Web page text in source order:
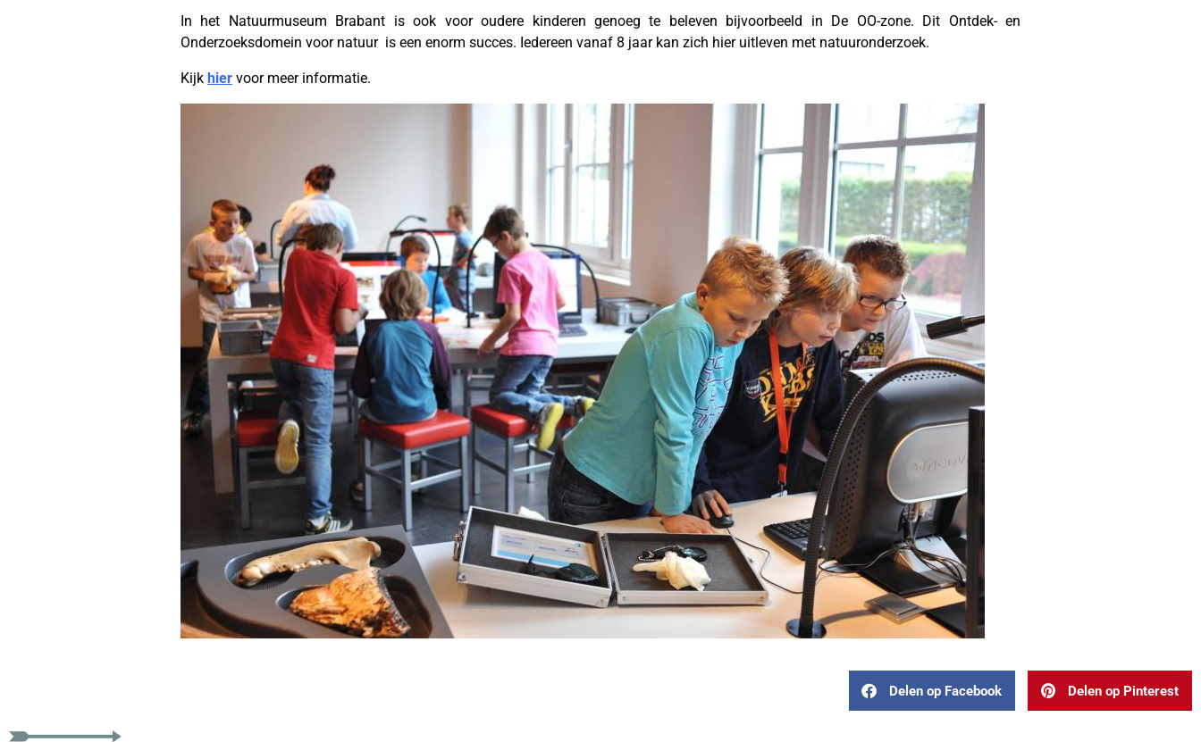
In het Natuurmuseum Brabant is ook voor oudere kinderen genoeg te beleven bijvoorbeeld in De OO-zone. Dit Ontdek- en
Onderzoeksdomein voor natuur is een enorm succes. Iedereen vanaf 8 jaar kan zich hier uitleven met natuuronderzoek.
Kijk hier voor meer informatie.
Delen op Facebook Delen op Pinterest